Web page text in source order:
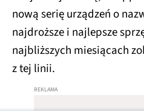
nową serię urządzeń o
najdroższe i najlepsze
najbliższych miesiącach
z tej linii.